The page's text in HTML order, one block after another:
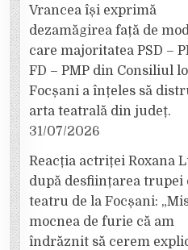
Vrancea își exprimă
dezamăgirea față de
care majoritatea PSD –
FD – PMP din Consiliul
Focșani a înțeles să
arta teatrală din județ.
31/07/2026
Reacția actriței Roxana
după desființarea trupei
teatru de la Focșani:
mocnea de furie că am
îndrăznit să cerem